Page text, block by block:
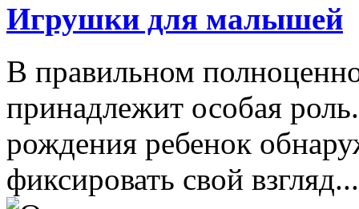
Игрушки для малышей
В правильном
принадлежит особая
рождения ребенок
фиксировать свой взгляд...